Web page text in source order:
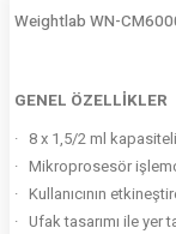
Weightlab WN-
GENEL ÖZELLİKLER
· 8 x 1,5/2 ml
· Mikroprosesör
· Kullanıcının
· Ufak tasarımı ile